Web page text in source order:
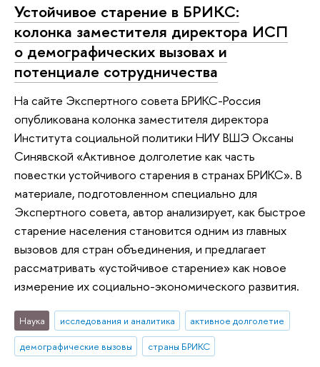
Устойчивое старение в БРИКС:
колонка заместителя директора ИСП
о демографических вызовах и
потенциале сотрудничества
На сайте Экспертного совета БРИКС-Россия
опубликована колонка заместителя директора
Института социальной политики НИУ ВШЭ Оксаны
Синявской «Активное долголетие как часть
повестки устойчивого старения в странах БРИКС». В
материале, подготовленном специально для
Экспертного совета, автор анализирует, как быстрое
старение населения становится одним из главных
вызовов для стран объединения, и предлагает
рассматривать «устойчивое старение» как новое
измерение их социально-экономического развития.
Наука исследования и аналитика
активное долголетие
демографические вызовы
страны БРИКС